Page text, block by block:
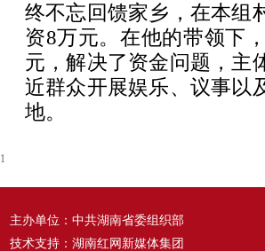
终不忘回馈家乡，在本组
资8万元。在他的带领下
元，解决了资金问题，主
近群众开展娱乐、议事以
地。
1
主办单位：中共湖南省委组织部
技术支持：湖南红网新媒体集团